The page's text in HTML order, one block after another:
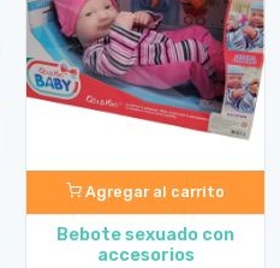
Agregar al carrito
Bebote sexuado con
accesorios